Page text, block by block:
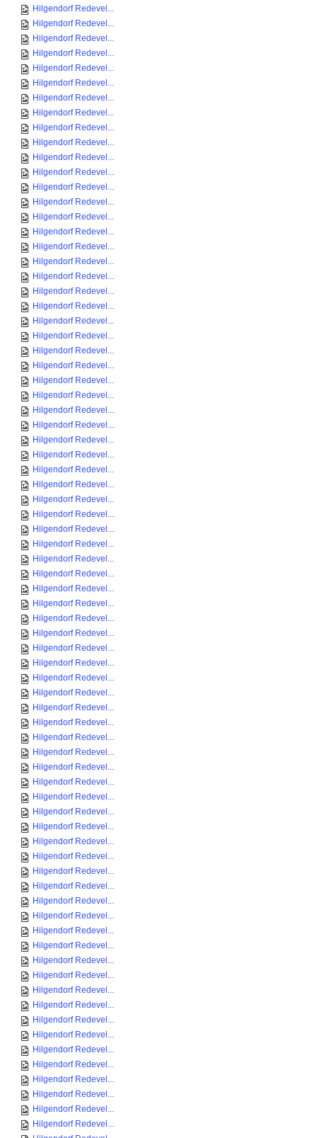
Hilgendorf Redevel...
Hilgendorf Redevel...
Hilgendorf Redevel...
Hilgendorf Redevel...
Hilgendorf Redevel...
Hilgendorf Redevel...
Hilgendorf Redevel...
Hilgendorf Redevel...
Hilgendorf Redevel...
Hilgendorf Redevel...
Hilgendorf Redevel...
Hilgendorf Redevel...
Hilgendorf Redevel...
Hilgendorf Redevel...
Hilgendorf Redevel...
Hilgendorf Redevel...
Hilgendorf Redevel...
Hilgendorf Redevel...
Hilgendorf Redevel...
Hilgendorf Redevel...
Hilgendorf Redevel...
Hilgendorf Redevel...
Hilgendorf Redevel...
Hilgendorf Redevel...
Hilgendorf Redevel...
Hilgendorf Redevel...
Hilgendorf Redevel...
Hilgendorf Redevel...
Hilgendorf Redevel...
Hilgendorf Redevel...
Hilgendorf Redevel...
Hilgendorf Redevel...
Hilgendorf Redevel...
Hilgendorf Redevel...
Hilgendorf Redevel...
Hilgendorf Redevel...
Hilgendorf Redevel...
Hilgendorf Redevel...
Hilgendorf Redevel...
Hilgendorf Redevel...
Hilgendorf Redevel...
Hilgendorf Redevel...
Hilgendorf Redevel...
Hilgendorf Redevel...
Hilgendorf Redevel...
Hilgendorf Redevel...
Hilgendorf Redevel...
Hilgendorf Redevel...
Hilgendorf Redevel...
Hilgendorf Redevel...
Hilgendorf Redevel...
Hilgendorf Redevel...
Hilgendorf Redevel...
Hilgendorf Redevel...
Hilgendorf Redevel...
Hilgendorf Redevel...
Hilgendorf Redevel...
Hilgendorf Redevel...
Hilgendorf Redevel...
Hilgendorf Redevel...
Hilgendorf Redevel...
Hilgendorf Redevel...
Hilgendorf Redevel...
Hilgendorf Redevel...
Hilgendorf Redevel...
Hilgendorf Redevel...
Hilgendorf Redevel...
Hilgendorf Redevel...
Hilgendorf Redevel...
Hilgendorf Redevel...
Hilgendorf Redevel...
Hilgendorf Redevel...
Hilgendorf Redevel...
Hilgendorf Redevel...
Hilgendorf Redevel...
Hilgendorf Redevel...